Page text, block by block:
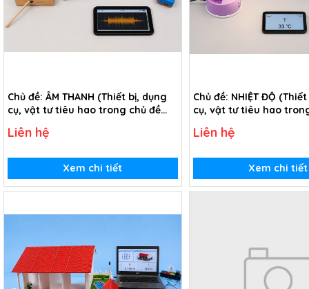
Chủ đề: ÂM THANH (Thiết bị, dụng
cụ, vật tư tiêu hao trong chủ đề
Liên hệ
Xem chi tiết
Chủ đề: NHIỆT ĐỘ
cụ, vật tư tiêu hao
Liên hệ
Xem chi tiết